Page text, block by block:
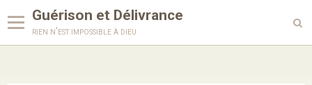
Guérison et Délivrance
rien n'est impossible à dieu